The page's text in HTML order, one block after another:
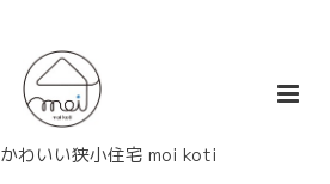
わいい狭小住宅 moi koti